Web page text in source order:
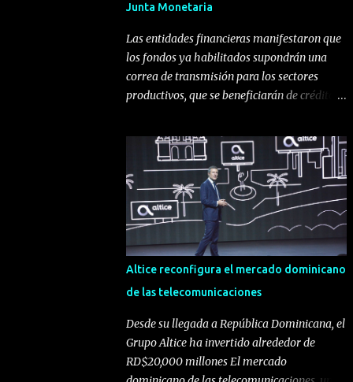
Junta Monetaria
Las entidades financieras manifestaron que
los fondos ya habilitados supondrán una
correa de transmisión para los sectores
productivos, que se beneficiarán de créditos
República Dominicana. El gobernador del
Banco Central de la República Dominicana
(BCRD), licenciado Héctor Valdez Albizu,
convocó a una reunión a los miembros de la
Asociación de Bancos Comerciales de la
República Dominicana (ABA) y a la Liga
Dominicana de Asociaciones de Ahorros y
Préstamos (LIDAAPI), en la que les informó
de la disponibilidad de los RD$29,209.7
encaje legal autorizado por la Junta
Monetaria, los cuales serán destinados a ser
canalizados a través de las instituciones
financieras hacia la concesión de préstamos
Altice reconfigura el mercado dominicano
de las telecomunicaciones
Desde su llegada a República Dominicana, el
Grupo Altice ha invertido alrededor de
RD$20,000 millones El mercado